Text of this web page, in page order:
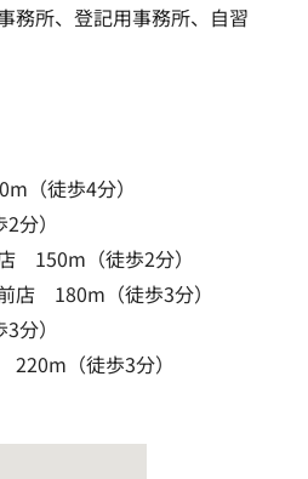
務所、登記用事務所、自習
（徒歩4分）
分）
150m（徒歩2分）
店 180m（徒歩3分）
分）
（徒歩3分）